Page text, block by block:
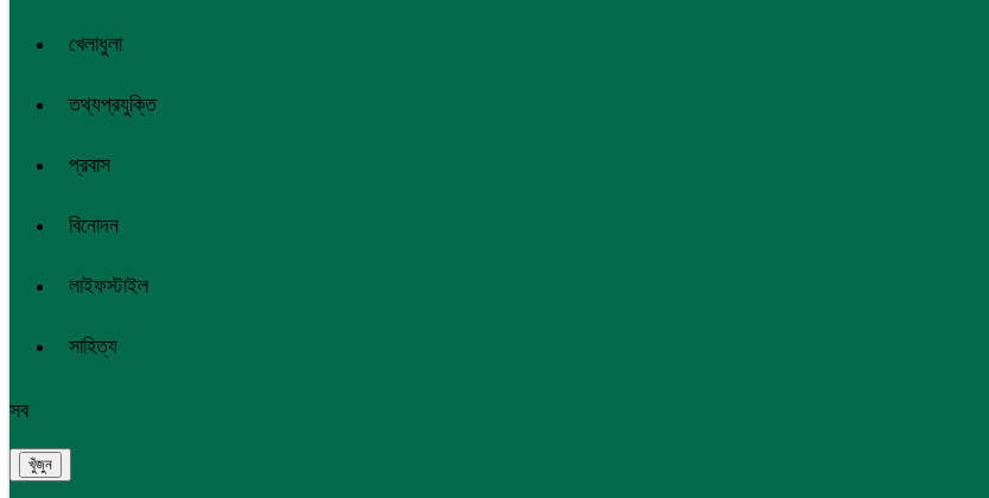
খেলাধুলা
তথ্যপ্রযুক্তি
প্রবাস
বিনোদন
লাইফস্টাইল
সাহিত্য
সব